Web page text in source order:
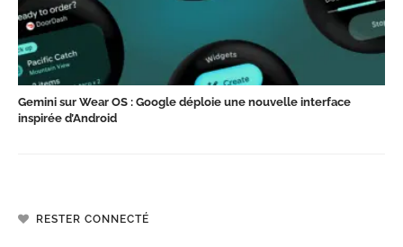
Gemini sur Wear OS : Google déploie une nouvelle interface
inspirée d’Android
RESTER CONNECTÉ